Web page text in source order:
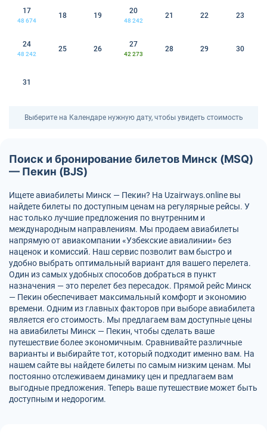
17
48 674
18 19
20
48 242
21 22 23
24
48 242
25 26
27
42 273
28 29 30
31
Выберите на Календаре нужную дату, чтобы увидеть стоимость
Поиск и бронирование билетов Минск (MSQ)
— Пекин (BJS)
Ищете авиабилеты Минск — Пекин? На Uzairways.online вы
найдете билеты по доступным ценам на регулярные рейсы. У
нас только лучшие предложения по внутренним и
международным направлениям. Мы продаем авиабилеты
напрямую от авиакомпании «Узбекские авиалинии» без
наценок и комиссий. Наш сервис позволит вам быстро и
удобно выбрать оптимальный вариант для вашего перелета.
Один из самых удобных способов добраться в пункт
назначения — это перелет без пересадок. Прямой рейс Минск
— Пекин обеспечивает максимальный комфорт и экономию
времени. Одним из главных факторов при выборе авиабилета
является его стоимость. Мы предлагаем вам доступные цены
на авиабилеты Минск — Пекин, чтобы сделать ваше
путешествие более экономичным. Сравнивайте различные
варианты и выбирайте тот, который подходит именно вам. На
нашем сайте вы найдете билеты по самым низким ценам. Мы
постоянно отслеживаем динамику цен и предлагаем вам
выгодные предложения. Теперь ваше путешествие может быть
доступным и недорогим.